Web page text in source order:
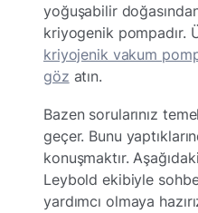
yoğuşabilir
kriyogenik pompadır.
kriyojenik vakum
göz atın.
Bazen sorularınız
geçer. Bunu
konuşmaktır.
Leybold ekibiyle
yardımcı olmaya